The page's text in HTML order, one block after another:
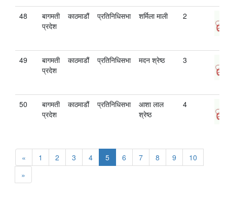
48
बागमती
प्रदेश
काठमाडौं प्रतिनिधिसभा शर्मिला माली 2
49
बागमती
प्रदेश
काठमाडौं प्रतिनिधिसभा मदन श्रेष्ठ 3
50
बागमती
प्रदेश
काठमाडौं प्रतिनिधिसभा
आशा लाल
श्रेष्‍ठ
4
« 1 2 3 4 5 6 7 8 9
10
»